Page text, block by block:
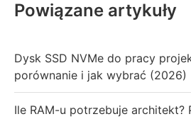
Powiązane artykuły
Dysk SSD NVMe do pracy
porównanie i jak wybrać (2026)
Ile RAM-u potrzebuje architekt?